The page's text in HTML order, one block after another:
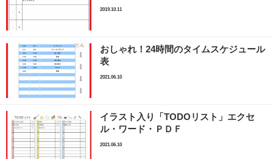
2019.10.11
おしゃれ！24時間のタイムスケジュール
表
2021.06.10
イラスト入り「TODOリスト」エクセ
ル・ワード・ＰＤＦ
2021.06.10